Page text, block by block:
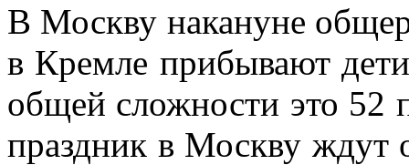
В Москву накануне
в Кремле прибывают
общей сложности это 52
праздник в Москву ждут